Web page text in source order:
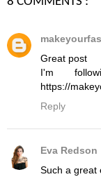
Great post
I'm
https://
Reply
Eva Redson
Such a great